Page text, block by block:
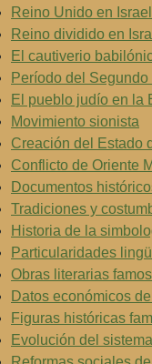
Reino Unido en Israel
Reino dividido en
El cautiverio
Período del
El pueblo judío en la
Movimiento sionista
Creación del Estado
Conflicto de Oriente
Documentos
Tradiciones y
Historia de la
Particularidades
Obras literarias
Datos económicos de
Figuras históricas
Evolución del